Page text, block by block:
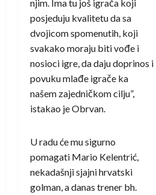
njim. Ima tu još igrača koji
posjeduju kvalitetu da sa
dvojicom spomenutih, koji
svakako moraju biti vođe i
nosioci igre, da daju doprinos i
povuku mlađe igrače ka
našem zajedničkom cilju”,
istakao je Obrvan.
U radu će mu sigurno
pomagati Mario Kelentrić,
nekadašnji sjajni hrvatski
golman, a danas trener bh.